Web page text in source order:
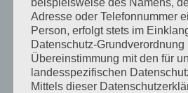
SCHLAGWÖRTER
ANDREAS ZICK,DANIELA
KONFLIKTLINIEN,
POLARISIERUNG,STREIT
Adresse oder Telefonnummer
Person, erfolgt stets im
Datenschutz-Grundverordnung
Übereinstimmung mit den für
landesspezifischen
Mittels dieser